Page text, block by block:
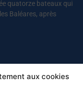
aux cookies
quatorze bateaux qui
Baléares, après